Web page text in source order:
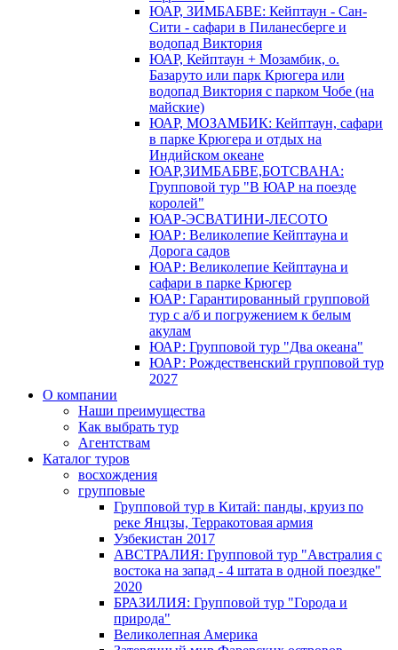
ЮАР, ЗИМБАБВЕ: Кейптаун - Сан-
Сити - сафари в Пиланесберге и
водопад Виктория
ЮАР, Кейптаун + Мозамбик, о.
Базаруто или парк Крюгера или
водопад Виктория с парком Чобе (на
майские)
ЮАР, МОЗАМБИК: Кейптаун, сафари
в парке Крюгера и отдых на
Индийском океане
ЮАР,ЗИМБАБВЕ,БОТСВАНА:
Групповой тур "В ЮАР на поезде
королей"
ЮАР-ЭСВАТИНИ-ЛЕСОТО
ЮАР: Великолепие Кейптауна и
Дорога садов
ЮАР: Великолепие Кейптауна и
сафари в парке Крюгер
ЮАР: Гарантированный групповой
тур с а/б и погружением к белым
акулам
ЮАР: Групповой тур "Два океана"
ЮАР: Рождественский групповой тур
2027
О компании
Наши преимущества
Как выбрать тур
Агентствам
Каталог туров
восхождения
групповые
Групповой тур в Китай: панды, круиз по
реке Янцзы, Терракотовая армия
Узбекистан 2017
АВСТРАЛИЯ: Групповой тур "Австралия с
востока на запад - 4 штата в одной поездке"
2020
БРАЗИЛИЯ: Групповой тур "Города и
природа"
Великолепная Америка